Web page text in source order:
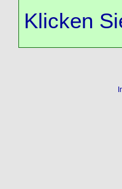
Klicken